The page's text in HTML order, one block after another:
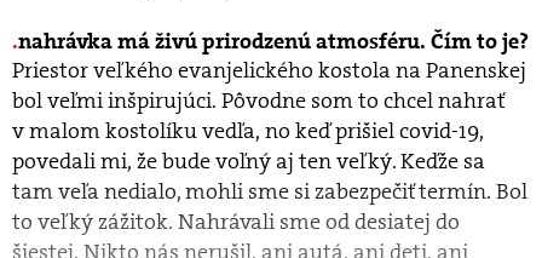
nahrávka má živú prirodzenú atmosféru. Čím to je?
Priestor veľkého evanjelického kostola na Panenskej
bol veľmi inšpirujúci. Pôvodne som to chcel nahrať
v malom kostolíku vedľa, no keď prišiel covid-19,
povedali mi, že bude voľný aj ten veľký. Keďže sa
tam veľa nedialo, mohli sme si zabezpečiť termín. Bol
to veľký zážitok. Nahrávali sme od desiatej do
šiestej. Nikto nás nerušil, ani autá, ani deti, ani